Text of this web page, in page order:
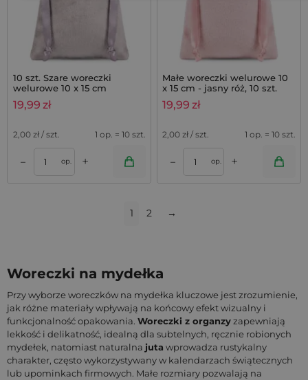
10 szt. Szare woreczki
welurowe 10 x 15 cm
19,99 zł
2,00 zł / szt. 1 op. = 10 szt.
– op. +
Małe woreczki welurowe 10
x 15 cm - jasny róż, 10 szt.
19,99 zł
2,00 zł / szt. 1 op. = 10 szt.
– op. +
1 2 →
Woreczki na mydełka
Przy wyborze woreczków na mydełka kluczowe jest zrozumienie,
jak różne materiały wpływają na końcowy efekt wizualny i
funkcjonalność opakowania. Woreczki z organzyzapewniają
lekkość i delikatność, idealną dla subtelnych, ręcznie robionych
mydełek, natomiast naturalna juta wprowadza rustykalny
charakter, często wykorzystywany w kalendarzach świątecznych
lub upominkach firmowych. Małe rozmiary pozwalają na